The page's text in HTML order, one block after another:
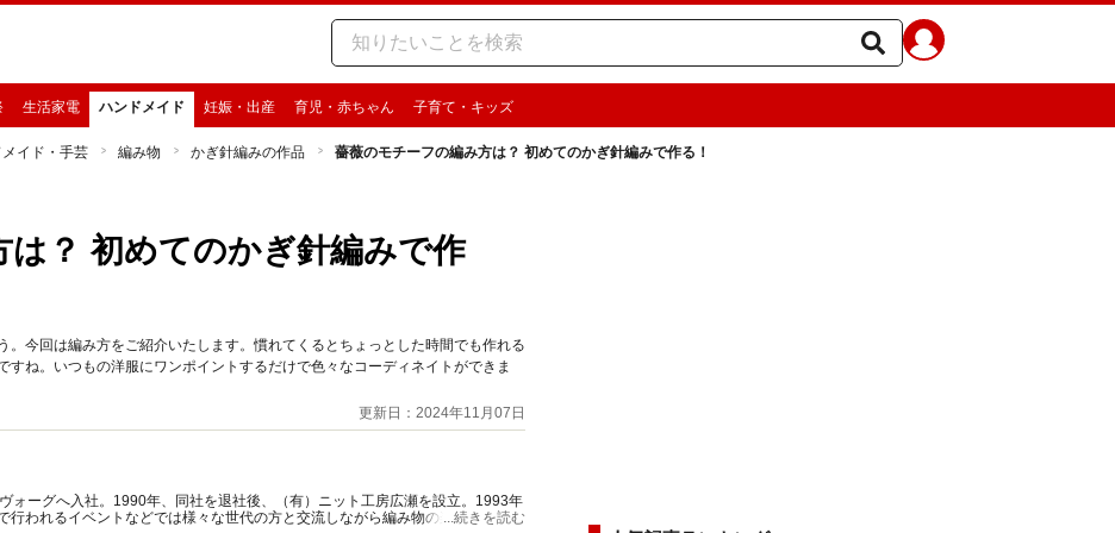
生活家電 ハンドメイド 妊娠・出産 育児・赤ちゃん 子育て・キッズ
イド・手芸 編み物 かぎ針編みの作品 薔薇のモチーフの編み方は？ 初めてのかぎ針編みで作る！
？ 初めてのかぎ針編みで作
今回は編み方をご紹介いたします。慣れてくるとちょっとした時間でも作れる
ね。いつもの洋服にワンポイントするだけで色々なコーディネイトができま
更新日：2024年11月07日
ォーグへ入社。1990年、同社を退社後、（有）ニット工房広瀬を設立。1993年
行われるイベントなどでは様々な世代の方と交流しながら編み物の楽しさを伝え
...続きを読む